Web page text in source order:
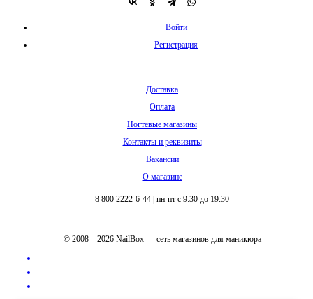
Войти
Регистрация
Доставка
Оплата
Ногтевые магазины
Контакты и реквизиты
Вакансии
О магазине
8 800 2222-6-44 пн-пт с 9:30 до 19:30
© 2008 – 2026 NailBox — сеть магазинов для маникюра